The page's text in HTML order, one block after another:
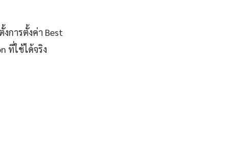
การตั้งค่า Best
ที่ใช้ได้จริง